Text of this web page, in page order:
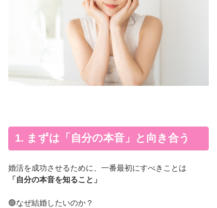
1. まずは「自分の本音」と向き合う
婚活を成功させるために、一番最初にすべきことは
「自分の本音を知ること」
🟢なぜ結婚したいのか？